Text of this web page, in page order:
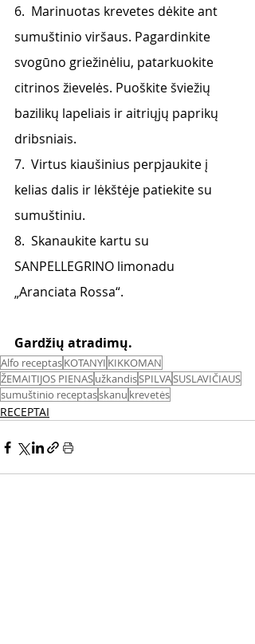
6.  Marinuotas krevetes dėkite ant
sumuštinio viršaus. Pagardinkite
svogūno griežinėliu, patarkuokite
citrinos žievelės. Puoškite šviežių
bazilikų lapeliais ir aitriųjų paprikų
dribsniais.
7.  Virtus kiaušinius perpjaukite į
kelias dalis ir lėkštėje patiekite su
sumuštiniu.
8.  Skanaukite kartu su
SANPELLEGRINO limonadu
„Aranciata Rossa“.
Gardžių atradimų.
Alfo receptasKOTANYI KIKKOMAN
ŽEMAITIJOS PIENASužkandisSPILVASUSLAVIČIAUS
sumuštinio receptasskanu krevetės
RECEPTAI